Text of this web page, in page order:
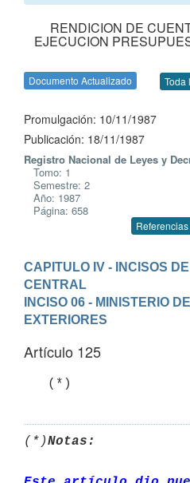
RENDICION DE
EJECUCION
Documento Actualizado Toda
Promulgación: 10/11/1987
Publicación: 18/11/1987
Registro Nacional de Leyes y
Tomo: 1
Semestre: 2
Año: 1987
Página: 658
CAPITULO IV - INCISOS
CENTRAL
INCISO 06 - MINISTERIO
EXTERIORES
Artículo 125
   (*)
(*)Notas: